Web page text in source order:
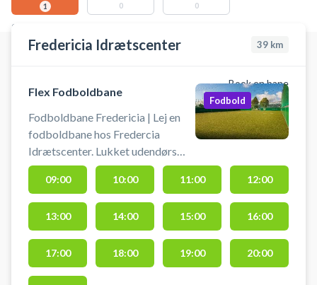
1 0 0
STEDER MED LEDIGE AKTIVITETER
Fredericia Idrætscenter 39 km
Book en bane
Flex Fodboldbane
Fodboldbane Fredericia | Lej en
fodboldbane hos Fredercia
Idrætscenter. Lukket udendørs
flexbane 15x24 meter med
kunstgræs til fodbold. Book
fodboldbanen og spil fodbold på
kunstgræs i Fredericia. Det er
tilladt at bruge alle typer af sko,
dog ikke fodboldstøvler med
skrueknopper. Medbring selv
Fodbold
09:00 10:00 11:00 12:00
13:00 14:00 15:00 16:00
17:00 18:00 19:00 20:00